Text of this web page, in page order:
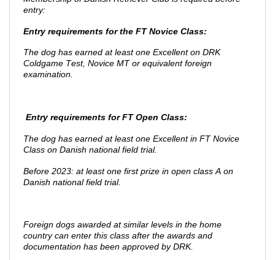
entry:
Entry requirements for the FT Novice Class:
The dog has earned at least one Excellent on DRK
Coldgame Test, Novice MT or equivalent foreign
examination.
Entry requirements for FT Open Class:
The dog has earned at least one Excellent in FT Novice
Class on Danish national field trial.
Before 2023: at least one first prize in open class A on
Danish national field trial.
Foreign dogs awarded at similar levels in the home
country can enter this class after the awards and
documentation has been approved by DRK.